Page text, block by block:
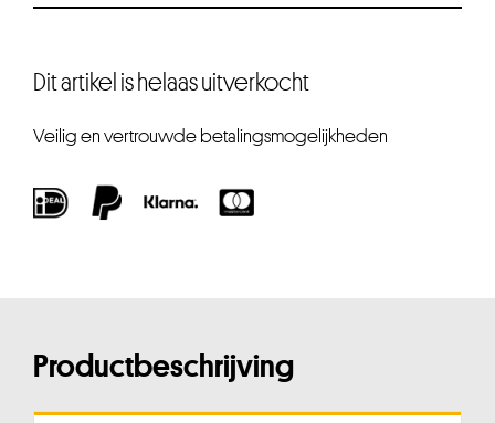
Dit artikel is helaas uitverkocht
Veilig en vertrouwde betalingsmogelijkheden
Productbeschrijving